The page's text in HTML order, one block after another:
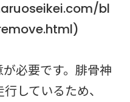
bl
必要です。腓骨神
しているため、